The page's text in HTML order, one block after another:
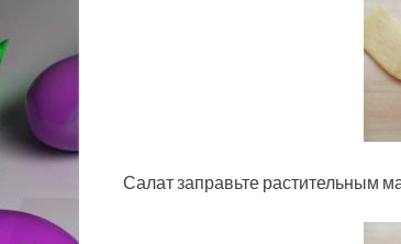
Салат заправьте растительным